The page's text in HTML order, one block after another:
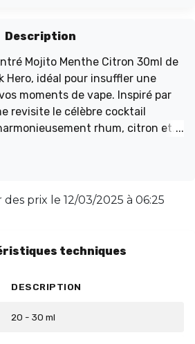
Description
Mojito Menthe Citron 30ml de
Hero, idéal pour insuffler une
moments de vape. Inspiré par
revisite le célèbre cocktail
rhum, citron et
papilles. Pour une expérience
: 12% pour une base
2 à 5 jours pour révéler toute sa
des prix le 12/03/2025 à 06:25
techniques
DESCRIPTION
20 - 30 ml